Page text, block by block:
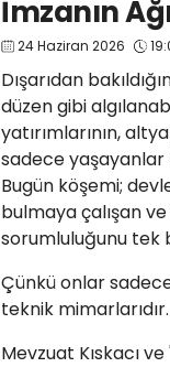
İmzanın
24 Haziran 2026
​Dışarıdan
düzen gibi
yatırımlarının,
sadece yaşayanlar
​Bugün köşemi;
bulmaya çalışan
sorumluluğunu tek
​Çünkü onlar
teknik mimarlarıdır.
​Mevzuat Kıskacı